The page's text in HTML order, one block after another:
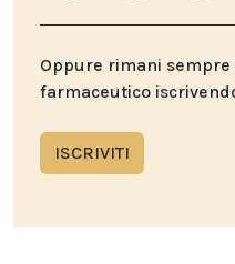
Oppure rimani
farmaceutico
ISCRIVITI